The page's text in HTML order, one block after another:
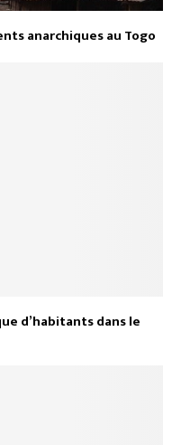
anarchiques au Togo
d’habitants dans le